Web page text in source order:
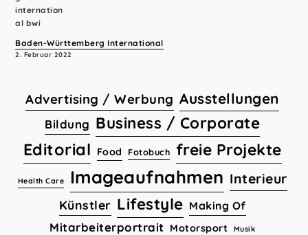
Baden-Württemberg International
2. Februar 2022
Advertising / Werbung Ausstellungen
Bildung Business / Corporate
Editorial Food Fotobuch freie Projekte
Health Care Imageaufnahmen Interieur
Künstler Lifestyle Making Of
Mitarbeiterportrait Motorsport Musik